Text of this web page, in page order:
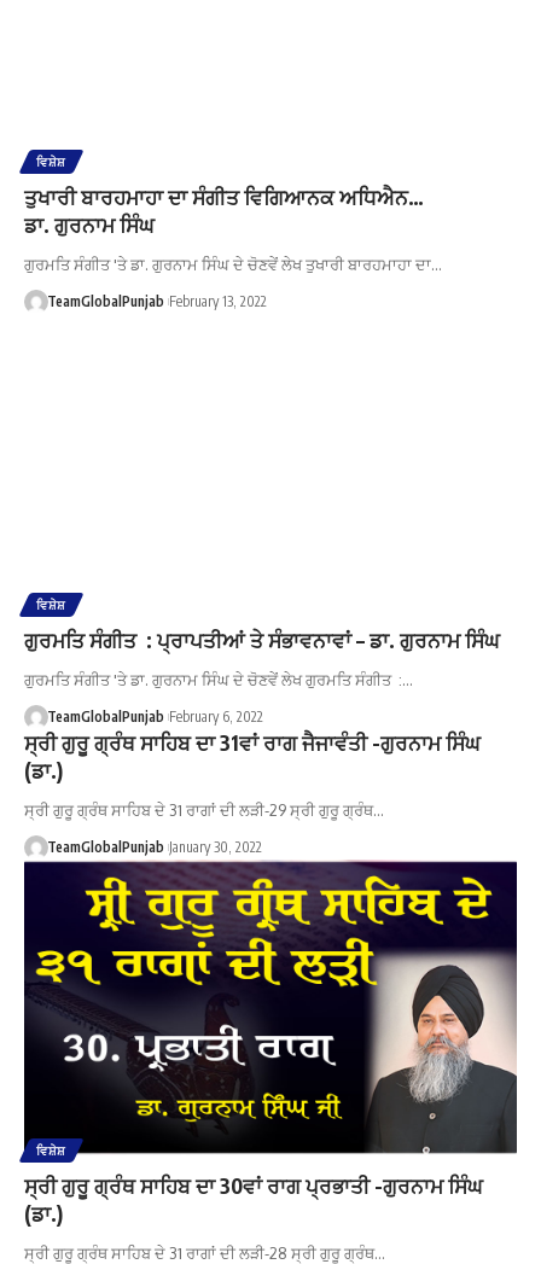
ਵਿਸ਼ੇਸ਼
ਤੁਖਾਰੀ ਬਾਰਹਮਾਹਾ ਦਾ ਸੰਗੀਤ ਵਿਗਿਆਨਕ ਅਧਿਐਨ…
ਡਾ. ਗੁਰਨਾਮ ਸਿੰਘ
ਗੁਰਮਤਿ ਸੰਗੀਤ 'ਤੇ ਡਾ. ਗੁਰਨਾਮ ਸਿੰਘ ਦੇ ਚੋਣਵੇਂ ਲੇਖ ਤੁਖਾਰੀ ਬਾਰਹਮਾਹਾ ਦਾ…
TeamGlobalPunjab February 13, 2022
ਵਿਸ਼ੇਸ਼
ਗੁਰਮਤਿ ਸੰਗੀਤ : ਪ੍ਰਾਪਤੀਆਂ ਤੇ ਸੰਭਾਵਨਾਵਾਂ – ਡਾ. ਗੁਰਨਾਮ ਸਿੰਘ
ਗੁਰਮਤਿ ਸੰਗੀਤ 'ਤੇ ਡਾ. ਗੁਰਨਾਮ ਸਿੰਘ ਦੇ ਚੋਣਵੇਂ ਲੇਖ ਗੁਰਮਤਿ ਸੰਗੀਤ :…
TeamGlobalPunjab February 6, 2022
ਸ੍ਰੀ ਗੁਰੂ ਗ੍ਰੰਥ ਸਾਹਿਬ ਦਾ 31ਵਾਂ ਰਾਗ ਜੈਜਾਵੰਤੀ -ਗੁਰਨਾਮ ਸਿੰਘ
(ਡਾ.)
ਸ੍ਰੀ ਗੁਰੂ ਗ੍ਰੰਥ ਸਾਹਿਬ ਦੇ 31 ਰਾਗਾਂ ਦੀ ਲੜੀ-29 ਸ੍ਰੀ ਗੁਰੂ ਗ੍ਰੰਥ…
TeamGlobalPunjab January 30, 2022
ਵਿਸ਼ੇਸ਼
ਸ੍ਰੀ ਗੁਰੂ ਗ੍ਰੰਥ ਸਾਹਿਬ ਦਾ 30ਵਾਂ ਰਾਗ ਪ੍ਰਭਾਤੀ -ਗੁਰਨਾਮ ਸਿੰਘ
(ਡਾ.)
ਸ੍ਰੀ ਗੁਰੂ ਗ੍ਰੰਥ ਸਾਹਿਬ ਦੇ 31 ਰਾਗਾਂ ਦੀ ਲੜੀ-28 ਸ੍ਰੀ ਗੁਰੂ ਗ੍ਰੰਥ…